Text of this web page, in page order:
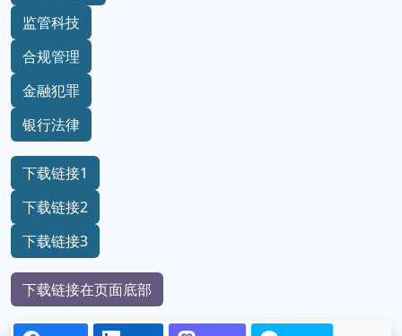
监管科技
合规管理
金融犯罪
银行法律
下载链接1
下载链接2
下载链接3
下载链接在页面底部